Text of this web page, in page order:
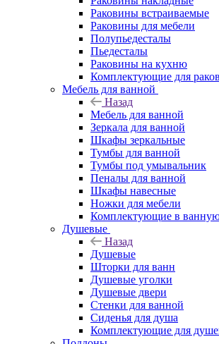
Раковины встраиваемые
Раковины для мебели
Полупьедесталы
Пьедесталы
Раковины на кухню
Комплектующие для
Мебель для ванной
Назад
Мебель для ванной
Зеркала для ванной
Шкафы зеркальные
Тумбы для ванной
Тумбы под умывальник
Пеналы для ванной
Шкафы навесные
Ножки для мебели
Комплектующие в
Душевые
Назад
Душевые
Шторки для ванн
Душевые уголки
Душевые двери
Стенки для ванной
Сиденья для душа
Комплектующие для